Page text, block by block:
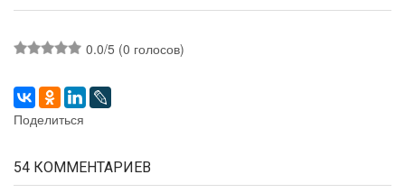
0.0/5 (0 голосов)
Поделиться
54 КОММЕНТАРИЕВ